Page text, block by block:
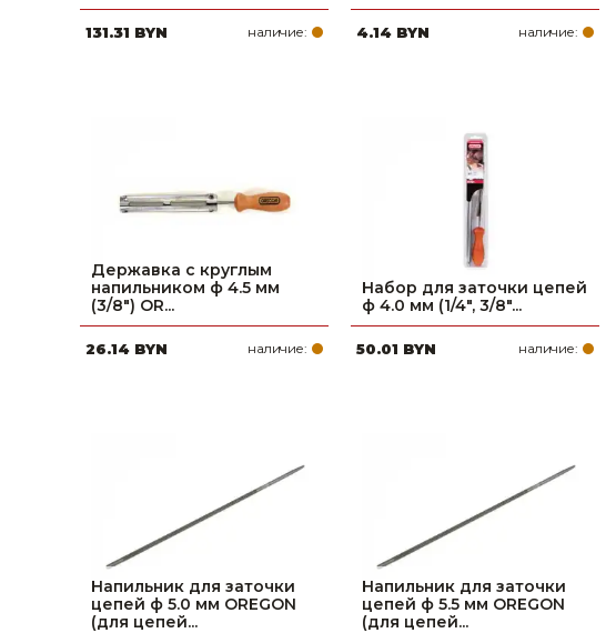
131.31 BYN наличие: 4.14 BYN наличие:
Державка с круглым
напильником ф 4.5 мм
(3/8") OR...
26.14 BYN наличие:
Набор для заточки цепей
ф 4.0 мм (1/4", 3/8"...
50.01 BYN наличие:
Напильник для заточки
цепей ф 5.0 мм OREGON
(для цепей...
Напильник для заточки
цепей ф 5.5 мм OREGON
(для цепей...